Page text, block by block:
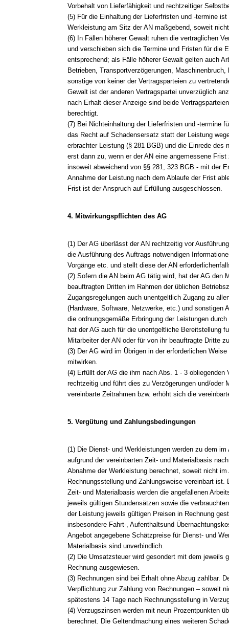
Vorbehalt von Lieferfähigkeit und rechtzeitiger
(5) Für die Einhaltung der Lieferfristen und -termine
Werkleistung am Sitz der AN maßgebend, soweit
(6) In Fällen höherer Gewalt ruhen die vertraglichen
und verschieben sich die Termine und Fristen für die
entsprechend; als Fälle höherer Gewalt gelten auch
Betrieben, Transportverzögerungen,
sonstige von keiner der Vertragsparteien zu
Gewalt ist der anderen Vertragspartei unverzüglich
nach Erhalt dieser Anzeige sind beide
berechtigt.
(7) Bei Nichteinhaltung der Lieferfristen und -termine
das Recht auf Schadensersatz statt der Leistung
erbrachter Leistung (§ 281 BGB) und die Einrede des
erst dann zu, wenn er der AN eine angemessene
insoweit abweichend von §§ 281, 323 BGB - mit der
Annahme der Leistung nach dem Ablaufe der Frist
Frist ist der Anspruch auf Erfüllung ausgeschlossen.
4. Mitwirkungspflichten des AG
(1) Der AG überlässt der AN rechtzeitig vor
die Ausführung des Auftrags notwendigen
Vorgänge etc. und stellt diese der AN
(2) Sofern die AN beim AG tätig wird, hat der AG den
beauftragten Dritten im Rahmen der üblichen
Zugangsregelungen auch unentgeltlich Zugang zu
(Hardware, Software, Netzwerke, etc.) und sonstigen
die ordnungsgemäße Erbringung der Leistungen
hat der AG auch für die unentgeltliche Bereitstellung
Mitarbeiter der AN oder für von ihr beauftragte Dritte
(3) Der AG wird im Übrigen in der erforderlichen
mitwirken.
(4) Erfüllt der AG die ihm nach Abs. 1 - 3 obliegenden
rechtzeitig und führt dies zu Verzögerungen und/oder
vereinbarte Zeitrahmen bzw. erhöht sich die
5. Vergütung und Zahlungsbedingungen
(1) Die Dienst- und Werkleistungen werden zu dem
aufgrund der vereinbarten Zeit- und Materialbasis
Abnahme der Werkleistung berechnet, soweit nicht im
Rechnungsstellung und Zahlungsweise vereinbart
Zeit- und Materialbasis werden die angefallenen
jeweils gültigen Stundensätzen sowie die
der Leistung jeweils gültigen Preisen in Rechnung
insbesondere Fahrt-, Aufenthaltsund
Angebot angegebene Schätzpreise für Dienst- und
Materialbasis sind unverbindlich.
(2) Die Umsatzsteuer wird gesondert mit dem jeweils
Rechnung ausgewiesen.
(3) Rechnungen sind bei Erhalt ohne Abzug zahlbar.
Verpflichtung zur Zahlung von Rechnungen – soweit
spätestens 14 Tage nach Rechnungsstellung in
(4) Verzugszinsen werden mit neun Prozentpunkten
berechnet. Die Geltendmachung eines weiteren